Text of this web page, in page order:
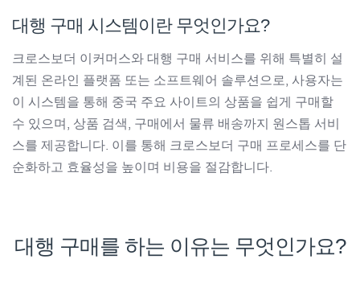
대행 구매 시스템이란 무엇인가요?
크로스보더 이커머스와 대행 구매 서비스를 위해 특별히 설
계된 온라인 플랫폼 또는 소프트웨어 솔루션으로, 사용자는
이 시스템을 통해 중국 주요 사이트의 상품을 쉽게 구매할
수 있으며, 상품 검색, 구매에서 물류 배송까지 원스톱 서비
스를 제공합니다. 이를 통해 크로스보더 구매 프로세스를 단
순화하고 효율성을 높이며 비용을 절감합니다.
대행 구매를 하는 이유는 무엇인가요?